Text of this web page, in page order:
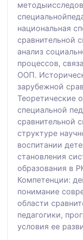
национальная
сравнительной
анализ
процессов,
ООП.
зарубежной
Теоретические
специальной
сравнительной
структуре
воспитании
становления
образования в
Компетенции:
понимание
области
педагогики,
условия ее